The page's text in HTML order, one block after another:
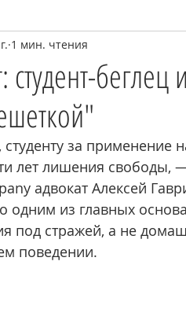
Прайм Metro
КО
беглец и
1 мин. чтения
за применение
лет лишения свободы,
адвокат Алексей
одним из главных
под стражей, а не
поведении.